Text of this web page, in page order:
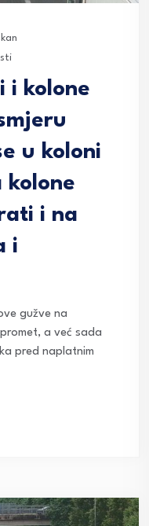
i kolone
u koloni
kolone
i na
i
gužve na
a već sada
pred naplatnim